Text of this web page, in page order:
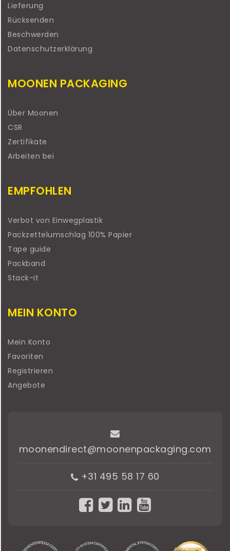
Lieferung
Rücksenden
Beschwerden
Datenschutzerklärung
MOONEN PACKAGING
Über Moonen
CSR
Zertifikate
Arbeiten bei
EMPFOHLEN
Verbot von Einwegplastik
Packzettelumschlag 100% Papier
Tape guide
Packband
Stack-it
MEIN KONTO
Mein Konto
Favoriten
Registrieren
Angebote
moonendirect@moonenpackaging.com
+31 495 58 17 60